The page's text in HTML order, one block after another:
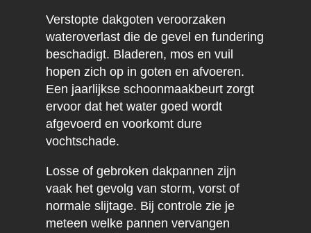
Verstopte dakgoten veroorzaken
wateroverlast die de gevel en fundering
beschadigt. Bladeren, mos en vuil
hopen zich op in goten en afvoeren.
Een jaarlijkse schoonmaakbeurt zorgt
ervoor dat het water goed wordt
afgevoerd en voorkomt dure
vochtschade.
Losse of gebroken dakpannen zijn
vaak het gevolg van storm, vorst of
normale slijtage. Bij controle zie je
meteen welke pannen vervangen